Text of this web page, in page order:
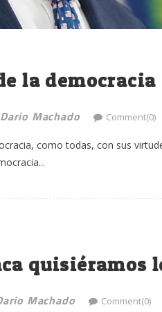
la democracia
Dario Machado Comment(0)
como todas, con sus
quisiéramos
Machado Comment(0)